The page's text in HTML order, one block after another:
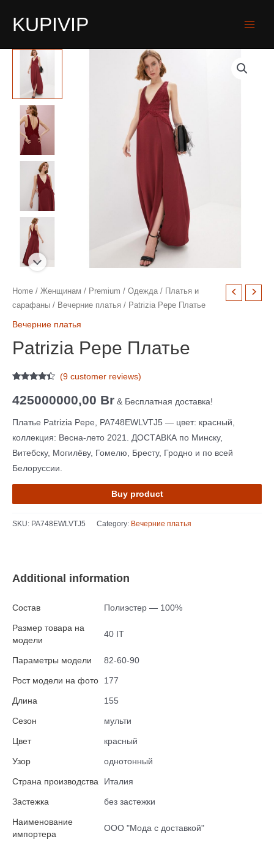
KUPIVIP
Home / Женщинам / Premium / Одежда /
Платья и
сарафаны / Вечерние платья / Patrizia Pepe Платье
Вечерние платья
Patrizia Pepe Платье
out of 5
based on
ratings
(9customer reviews)
425000000,00 Br & Бесплатная доставка!
Платье Patrizia Pepe, PA748EWLVTJ5 — цвет: красный,
коллекция: Весна-лето 2021. ДОСТАВКА по Минску,
Витебску, Могилёву, Гомелю, Бресту, Гродно и по всей
Белоруссии.
Buy product
SKU: PA748EWLVTJ5 Category: Вечерние платья
Additional information
Состав Полиэстер — 100%
Размер товара на
модели
40 IT
Параметры модели 82-60-90
Рост модели на фото 177
Длина 155
Сезон мульти
Цвет красный
Узор однотонный
Страна производства Италия
Застежка без застежки
Наименование
импортера
ООО "Мода с доставкой"